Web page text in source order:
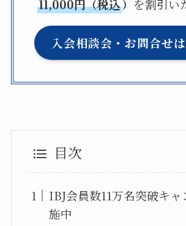
11,000円（税込） を割引い
入会相談会・お問合せ
目次
IBJ会員数11万名突破キ
施中